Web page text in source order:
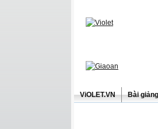
ViOLET.VN Bài giảng